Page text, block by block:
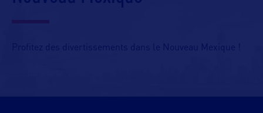
Profitez des divertissements dans le Nouveau Mexique !